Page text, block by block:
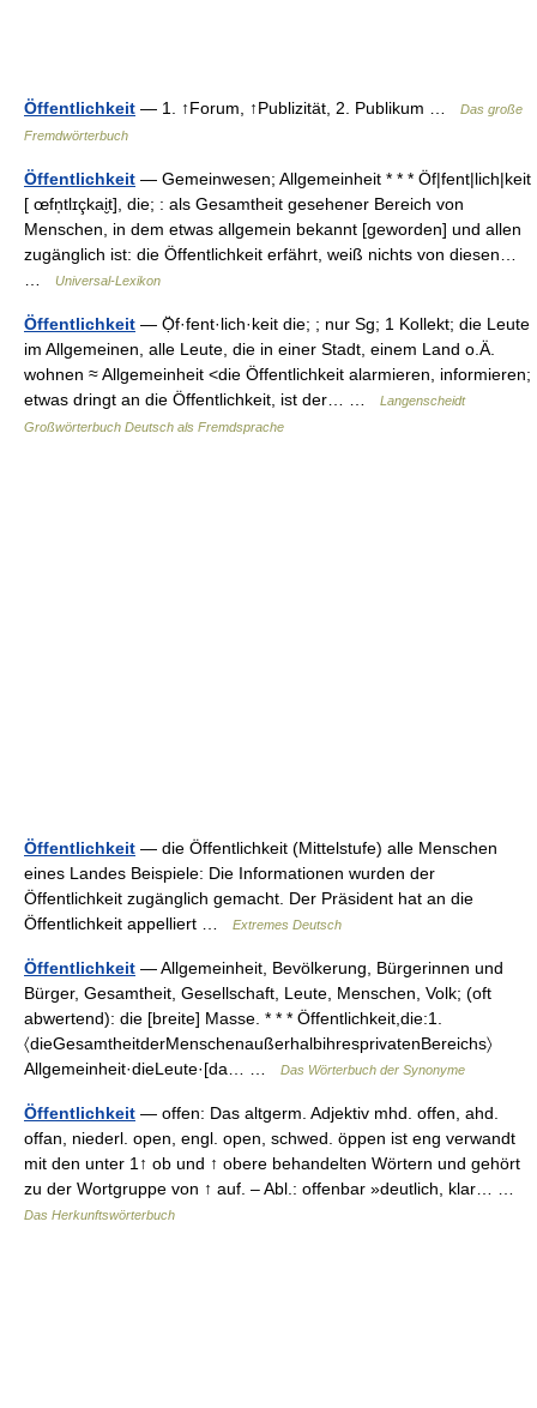
Öffentlichkeit — 1. ↑Forum, ↑Publizität, 2. Publikum …
Das große
Fremdwörterbuch
Öffentlichkeit — Gemeinwesen; Allgemeinheit * * * Öf|fent|lich|keit
[ œfn̩tlɪçkai̮t], die; : als Gesamtheit gesehener Bereich von
Menschen, in dem etwas allgemein bekannt [geworden] und allen
zugänglich ist: die Öffentlichkeit erfährt, weiß nichts von diesen…
Universal-Lexikon
Öffentlichkeit — Ọ̈f·fent·lich·keit die; ; nur Sg; 1 Kollekt; die Leute
im Allgemeinen, alle Leute, die in einer Stadt, einem Land o.Ä.
wohnen ≈ Allgemeinheit <die Öffentlichkeit alarmieren, informieren;
etwas dringt an die Öffentlichkeit, ist der… …
Langenscheidt
Großwörterbuch Deutsch als Fremdsprache
Öffentlichkeit — die Öffentlichkeit (Mittelstufe) alle Menschen
eines Landes Beispiele: Die Informationen wurden der
Öffentlichkeit zugänglich gemacht. Der Präsident hat an die
Öffentlichkeit appelliert …
Extremes Deutsch
Öffentlichkeit — Allgemeinheit, Bevölkerung, Bürgerinnen und
Bürger, Gesamtheit, Gesellschaft, Leute, Menschen, Volk; (oft
abwertend): die [breite] Masse. * * * Öffentlichkeit,die:1.
〈dieGesamtheitderMenschenaußerhalbihresprivatenBereichs〉
Allgemeinheit·dieLeute·[da… …
Das Wörterbuch der Synonyme
Öffentlichkeit — offen: Das altgerm. Adjektiv mhd. offen, ahd.
offan, niederl. open, engl. open, schwed. öppen ist eng verwandt
mit den unter 1↑ ob und ↑ obere behandelten Wörtern und gehört
zu der Wortgruppe von ↑ auf. – Abl.: offenbar »deutlich, klar… …
Das Herkunftswörterbuch